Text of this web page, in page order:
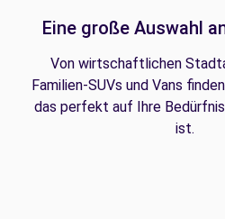
Eine große Auswahl
Von wirtschaftlichen
Familien-SUVs und Vans
das perfekt auf Ihre
ist.